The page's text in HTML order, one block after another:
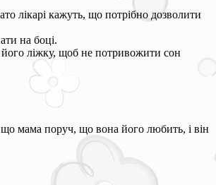
лікарі кажуть, що потрібно дозволити
на боці.
його ліжку, щоб не потривожити сон
що мама поруч, що вона його любить, і він